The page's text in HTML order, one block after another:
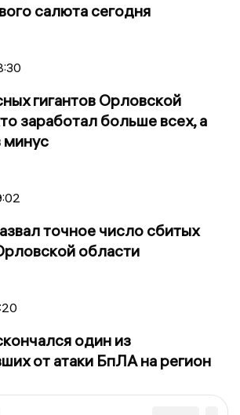
салюта сегодня
гигантов Орловской
заработал больше всех, а
минус
точное число сбитых
области
один из
от атаки БпЛА на регион